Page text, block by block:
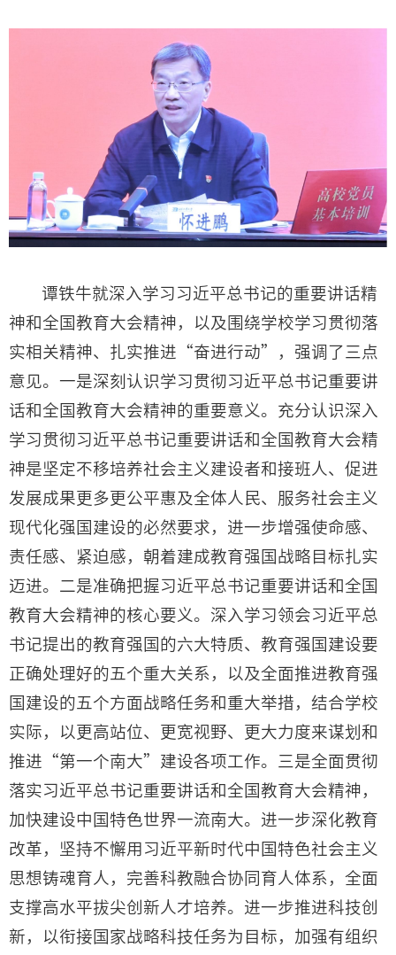
谭铁牛就深入学习习近平总书记的重要讲话精
神和全国教育大会精神，以及围绕学校学习贯彻落
实相关精神、扎实推进“奋进行动”，强调了三点
意见。一是深刻认识学习贯彻习近平总书记重要讲
话和全国教育大会精神的重要意义。充分认识深入
学习贯彻习近平总书记重要讲话和全国教育大会精
神是坚定不移培养社会主义建设者和接班人、促进
发展成果更多更公平惠及全体人民、服务社会主义
现代化强国建设的必然要求，进一步增强使命感、
责任感、紧迫感，朝着建成教育强国战略目标扎实
迈进。二是准确把握习近平总书记重要讲话和全国
教育大会精神的核心要义。深入学习领会习近平总
书记提出的教育强国的六大特质、教育强国建设要
正确处理好的五个重大关系，以及全面推进教育强
国建设的五个方面战略任务和重大举措，结合学校
实际，以更高站位、更宽视野、更大力度来谋划和
推进“第一个南大”建设各项工作。三是全面贯彻
落实习近平总书记重要讲话和全国教育大会精神，
加快建设中国特色世界一流南大。进一步深化教育
改革，坚持不懈用习近平新时代中国特色社会主义
思想铸魂育人，完善科教融合协同育人体系，全面
支撑高水平拔尖创新人才培养。进一步推进科技创
新，以衔接国家战略科技任务为目标，加强有组织